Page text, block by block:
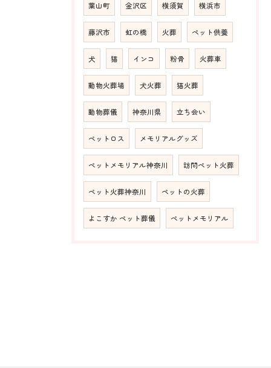
葉山町 金沢区 横須賀 横浜市
藤沢市 虹の橋 火葬 ペット供養
犬 猫 インコ 粉骨 火葬車
動物火葬場 犬火葬 猫火葬
動物葬儀 神奈川県 立ち会い
ペットロス メモリアルグッズ
ペットメモリアル神奈川 訪問ペット火葬
ペット火葬神奈川 ペットの火葬
よこすか ペット葬儀 ペットメモリアル